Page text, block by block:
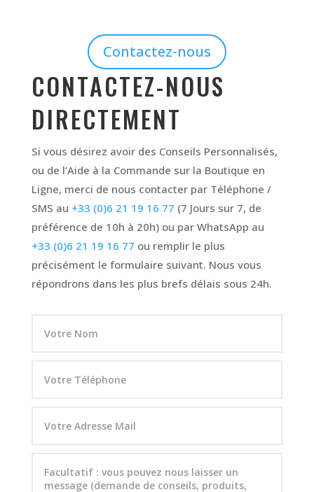
Contactez-nous
CONTACTEZ-NOUS
DIRECTEMENT
Si vous désirez avoir des Conseils Personnalisés,
ou de l’Aide à la Commande sur la Boutique en
Ligne, merci de nous contacter par Téléphone /
SMS au +33 (0)6 21 19 16 77 (7 Jours sur 7, de
préférence de 10h à 20h) ou par WhatsApp au
+33 (0)6 21 19 16 77 ou remplir le plus
précisément le formulaire suivant. Nous vous
répondrons dans les plus brefs délais sous 24h.